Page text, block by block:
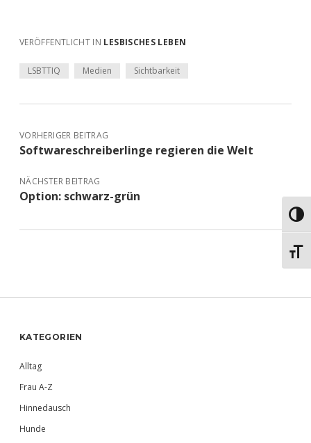
VERÖFFENTLICHT IN LESBISCHES LEBEN
LSBTTIQ Medien Sichtbarkeit
VORHERIGER BEITRAG
Softwareschreiberlinge regieren die Welt
NÄCHSTER BEITRAG
Option: schwarz-grün
Sidebar
KATEGORIEN
Alltag
Frau A-Z
Hinnedausch
Hunde